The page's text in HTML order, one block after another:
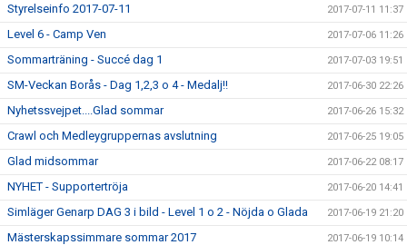
Styrelseinfo 2017-07-11 2017-07-11 11:37
Level 6 - Camp Ven 2017-07-06 11:26
Sommarträning - Succé dag 1 2017-07-03 19:51
SM-Veckan Borås - Dag 1,2,3 o 4 - Medalj!! 2017-06-30 22:26
Nyhetssvejpet....Glad sommar 2017-06-26 15:32
Crawl och Medleygruppernas avslutning 2017-06-25 19:05
Glad midsommar 2017-06-22 08:17
NYHET - Supportertröja 2017-06-20 14:41
Simläger Genarp DAG 3 i bild - Level 1 o 2 - Nöjda o Glada 2017-06-19 21:20
Mästerskapssimmare sommar 2017 2017-06-19 10:14